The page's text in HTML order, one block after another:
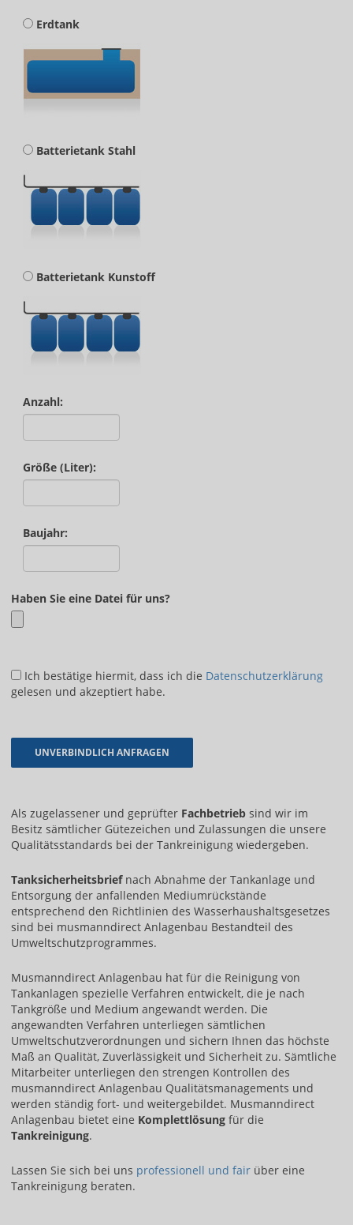
Erdtank
Batterietank Stahl
Batterietank Kunstoff
Anzahl:
Größe (Liter):
Baujahr:
Haben Sie eine Datei für uns?
Ich bestätige hiermit, dass ich die Datenschutzerklärung
gelesen und akzeptiert habe.
Als zugelassener und geprüfter Fachbetrieb sind wir im
Besitz sämtlicher Gütezeichen und Zulassungen die unsere
Qualitätsstandards bei der Tankreinigung wiedergeben.
Tanksicherheitsbriefnach Abnahme der Tankanlage und
Entsorgung der anfallenden Mediumrückstände
entsprechend den Richtlinien des Wasserhaushaltsgesetzes
sind bei musmanndirect Anlagenbau Bestandteil des
Umweltschutzprogrammes.
Musmanndirect Anlagenbau hat für die Reinigung von
Tankanlagen spezielle Verfahren entwickelt, die je nach
Tankgröße und Medium angewandt werden. Die
angewandten Verfahren unterliegen sämtlichen
Umweltschutzverordnungen und sichern Ihnen das höchste
Maß an Qualität, Zuverlässigkeit und Sicherheit zu. Sämtliche
Mitarbeiter unterliegen den strengen Kontrollen des
musmanndirect Anlagenbau Qualitätsmanagements und
werden ständig fort- und weitergebildet. Musmanndirect
Anlagenbau bietet eine Komplettlösung für die
Tankreinigung.
Lassen Sie sich bei uns ​ professionell und fair​ über eine
Tankreinigung beraten.